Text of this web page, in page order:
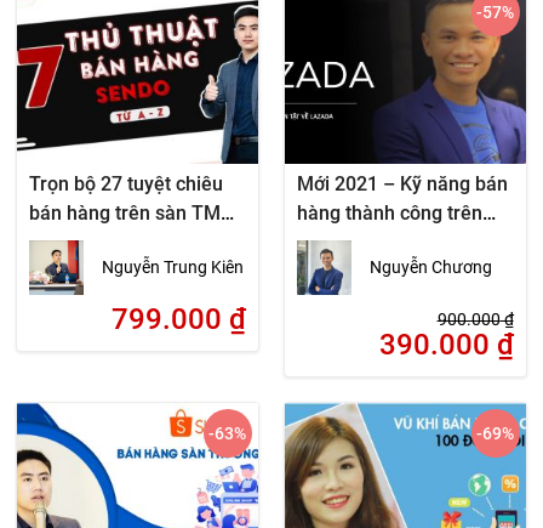
Trọn bộ 27 tuyệt chiêu
bán hàng trên sàn TMĐT
SENDO từ A đến Z
Nguyễn Trung Kiên
799.000 ₫
Mới 2021 – Kỹ năng bán
hàng thành công trên
sàn thương mại điện tử
Lazada
Nguyễn Chương
900.000₫
390.000 ₫
-57%
-63% -69%